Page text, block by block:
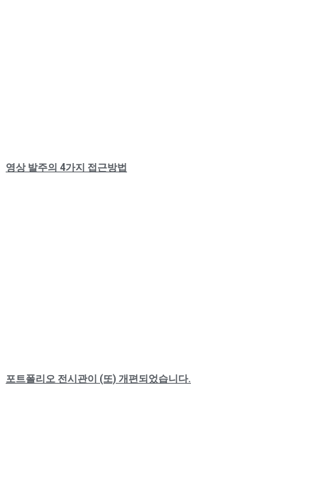
영상 발주의 4가지 접근방법
포트폴리오 전시관이 (또) 개편되었습니다.